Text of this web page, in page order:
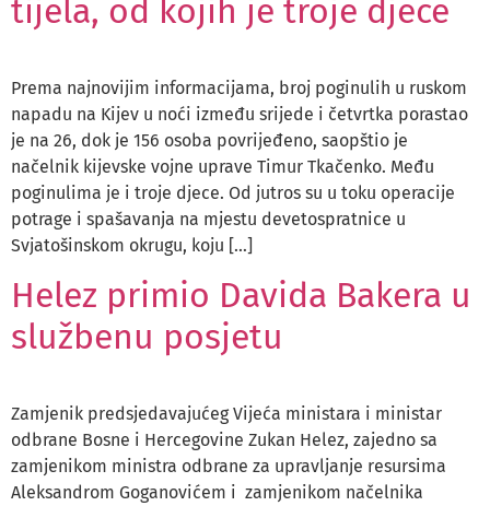
tijela, od kojih je troje djece
Prema najnovijim informacijama, broj poginulih u ruskom
napadu na Kijev u noći između srijede i četvrtka porastao
je na 26, dok je 156 osoba povrijeđeno, saopštio je
načelnik kijevske vojne uprave Timur Tkačenko. Među
poginulima je i troje djece. Od jutros su u toku operacije
potrage i spašavanja na mjestu devetospratnice u
Svjatošinskom okrugu, koju […]
Helez primio Davida Bakera u
službenu posjetu
Zamjenik predsjedavajućeg Vijeća ministara i ministar
odbrane Bosne i Hercegovine Zukan Helez, zajedno sa
zamjenikom ministra odbrane za upravljanje resursima
Aleksandrom Goganovićem i zamjenikom načelnika